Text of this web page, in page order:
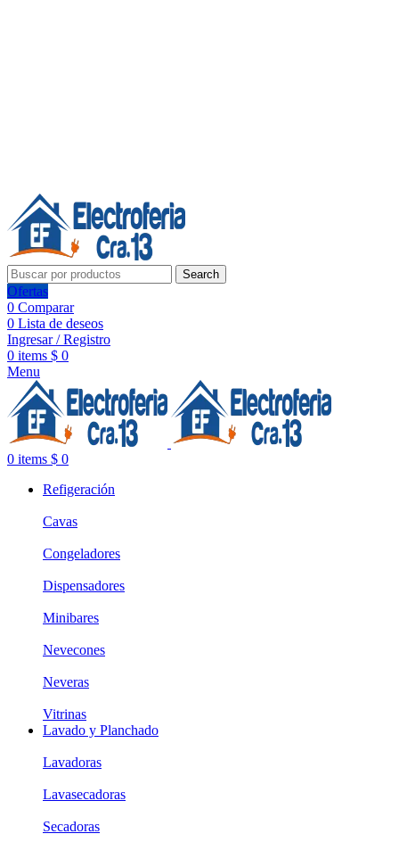
Search
Ofertas
0 Comparar
0 Lista de deseos
Ingresar / Registro
0 items $ 0
Menu
0 items $ 0
Refigeración
Cavas
Congeladores
Dispensadores
Minibares
Nevecones
Neveras
Vitrinas
Lavado y Planchado
Lavadoras
Lavasecadoras
Secadoras